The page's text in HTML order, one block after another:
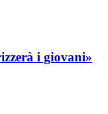
i giovani»